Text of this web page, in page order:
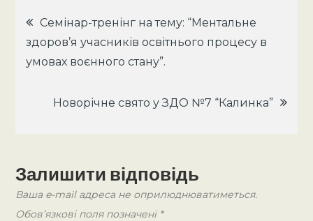
Навігація
записів
Семінар-тренінг на тему: “Ментальне
здоров’я учасників освітнього процесу в
умовах воєнного стану”.
Новорічне свято у ЗДО №7 “Калинка”
Залишити відповідь
Ваша e-mail адреса не оприлюднюватиметься.
Обов’язкові поля позначені *